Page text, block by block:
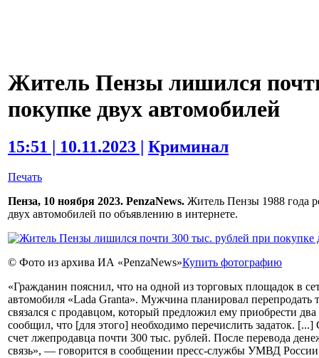
Житель Пензы лишился
покупке двух автомобилей
15:51 | 10.11.2023 | Криминал
Печать
Пенза, 10 ноября 2023. PenzaNews. Житель Пензы 1988 года
двух автомобилей по объявлению в интернете.
© Фото из архива ИА «PenzaNews»Купить фотографию
«Гражданин пояснил, что на одной из торговых площадок в
автомобиля «Lada Granta». Мужчина планировал перепродать
связался с продавцом, который предложил ему приобрести
сообщил, что [для этого] необходимо перечислить задаток.
счет лжепродавца почти 300 тыс. рублей. После перевода
связь», — говорится в сообщении пресс-службы УМВД России